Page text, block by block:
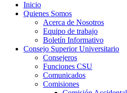
Inicio
Quienes Somos
Acerca de Nosotros
Equipo de trabajo
Boletín Informativo
Consejo Superior Universitario
Consejeros
Funciones CSU
Comunicados
Comisiones